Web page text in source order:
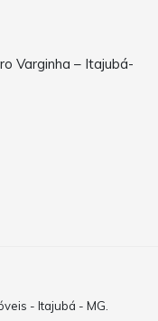
Varginha – Itajubá-
- Itajubá - MG.